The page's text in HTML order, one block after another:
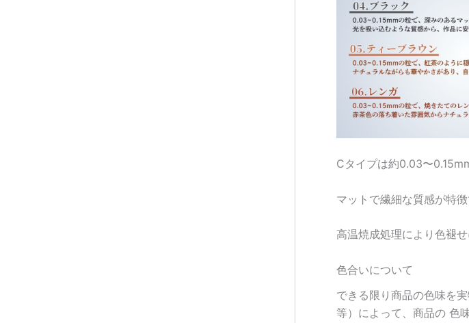
Cタイプは約0.03〜
マットで繊細な質感が特
高温焼成処理により色褪
色合いについて
できる限り商品の色味を
等）によって、商品の 色